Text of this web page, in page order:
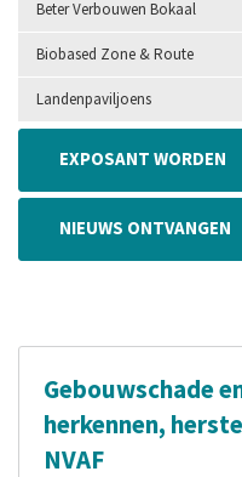
Beter Verbouwen Bokaal
Biobased Zone & Route
Landenpaviljoens
EXPOSANT WORDEN
NIEUWS ONTVANGEN
Gebouwschade
herkennen,
NVAF